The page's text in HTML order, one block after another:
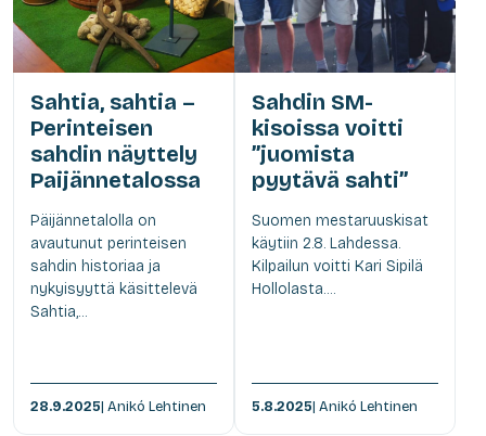
Sahtia, sahtia –
Perinteisen
sahdin näyttely
Paijännetalossa
Päijännetalolla on
avautunut perinteisen
sahdin historiaa ja
nykyisyyttä käsittelevä
Sahtia,...
28.9.2025| Anikó Lehtinen
Sahdin SM-
kisoissa voitti
”juomista
pyytävä sahti”
Suomen mestaruuskisat
käytiin 2.8. Lahdessa.
Kilpailun voitti Kari Sipilä
Hollolasta....
5.8.2025| Anikó Lehtinen